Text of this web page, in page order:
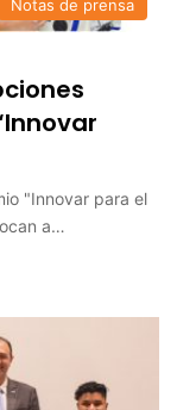
Notas de prensa
"Innovar para el
a…